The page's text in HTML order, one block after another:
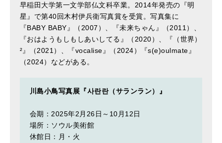
早稲田大学第一文学部仏文科卒業。2014年発売の『明
星』で第40回木村伊兵衛写真賞を受賞。写真集に
『BABY BABY』（2007）、『未来ちゃん』（2011）、
『おはようもしもしあいしてる』（2020）、『（世界）
²』（2021）、『vocalise』（2024）『s(e)oulmate』
（2024）などがある。
川島小鳥写真展『사란란（サランラン）』
会期：2025年2月26日～10月12日
場所：ソウル美術館
休館日：月・火